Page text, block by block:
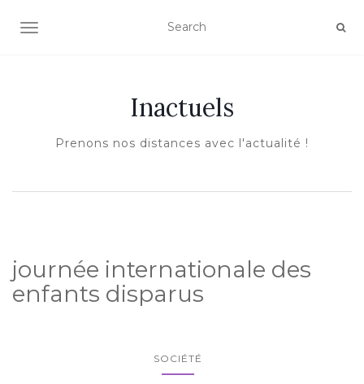
AFFICHER/MASQUER LA NAVIGATION
Inactuels
Prenons nos distances avec l'actualité !
journée internationale des
enfants disparus
SOCIÉTÉ